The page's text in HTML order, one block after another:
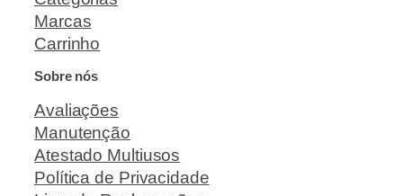
Marcas
Carrinho
Sobre nós
Avaliações
Manutenção
Atestado Multiusos
Política de Privacidade